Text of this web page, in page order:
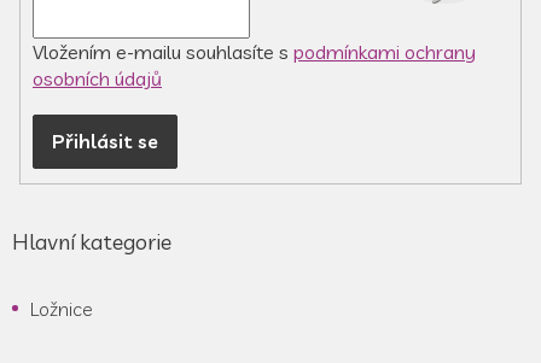
v
Vložením e-mailu souhlasíte s podmínkami ochrany
osobních údajů
Přihlásit se
Hlavní kategorie
Ložnice